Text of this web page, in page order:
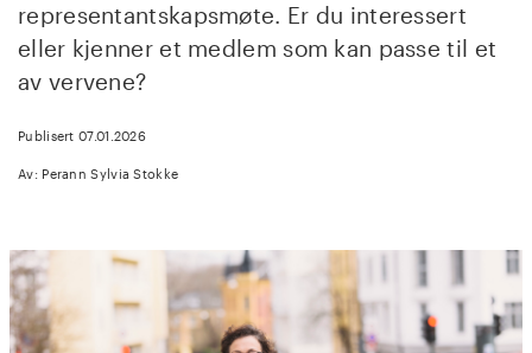
representantskapsmøte. Er du interessert
eller kjenner et medlem som kan passe til et
av vervene?
Publisert 07.01.2026
Av: Perann Sylvia Stokke